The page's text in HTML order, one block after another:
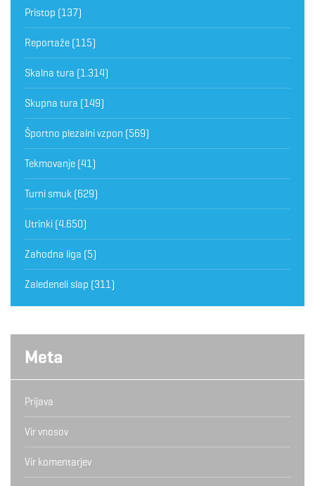
Pristop (137)
Reportaže (115)
Skalna tura (1.314)
Skupna tura (149)
Športno plezalni vzpon (569)
Tekmovanje (41)
Turni smuk (629)
Utrinki (4.650)
Zahodna liga (5)
Zaledeneli slap (311)
Meta
Prijava
Vir vnosov
Vir komentarjev